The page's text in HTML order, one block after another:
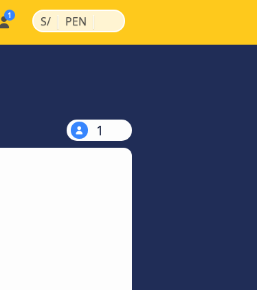
S/ | PEN |
1